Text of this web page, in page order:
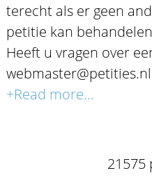
terecht als er geen
petitie kan
Heeft u vragen over
+Read more...
21575